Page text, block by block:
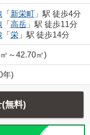
「 新栄町」駅 徒歩4分
「 高岳」駅 徒歩11分
「 栄」駅 徒歩14分
～42.70㎡)
年)
無料)